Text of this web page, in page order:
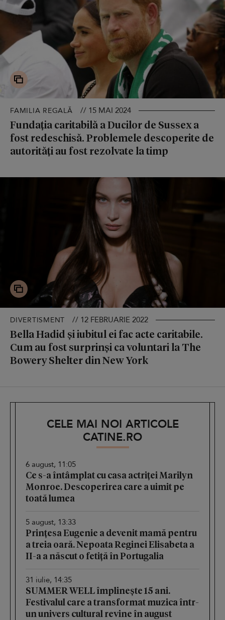
FAMILIA REGALĂ // 15 MAI 2024
Fundația caritabilă a Ducilor de Sussex a
fost redeschisă. Problemele descoperite de
autorități au fost rezolvate la timp
DIVERTISMENT // 12 FEBRUARIE 2022
Bella Hadid și iubitul ei fac acte caritabile.
Cum au fost surprinși ca voluntari la The
Bowery Shelter din New York
CELE MAI NOI ARTICOLE
CATINE.RO
6 august, 11:05
Ce s-a întâmplat cu casa actriței Marilyn
Monroe. Descoperirea care a uimit pe
toată lumea
5 august, 13:33
Prințesa Eugenie a devenit mamă pentru
a treia oară. Nepoata Reginei Elisabeta a
II-a a născut o fetiță în Portugalia
31 iulie, 14:35
SUMMER WELL împlinește 15 ani.
Festivalul care a transformat muzica într-
un univers cultural revine în august